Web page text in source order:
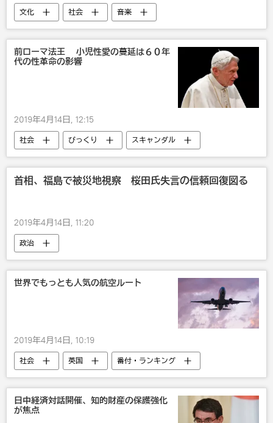
文化 社会 音楽
前ローマ法王 小児性愛の蔓延は６０年
代の性革命の影響
2019年4月14日, 12:15
社会 びっくり スキャンダル
首相、福島で被災地視察 桜田氏失言の信頼回復図る
2019年4月14日, 11:20
政治
世界でもっとも人気の航空ルート
2019年4月14日, 10:19
社会 英国
番付・ランキング
飛行機
おもしろい
日中経済対話開催、知的財産の保護強化
が焦点